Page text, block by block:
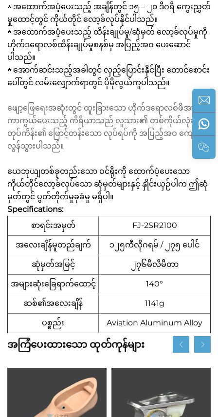
★ အထောက်အပံ့ပေးသည့် အချိန်တွင် ၁၅ – ၂၀ ဒီဂရီ ကွေးညွှတ်
မှုထောင့်တွင် ကိုယ်တိုင် လော့ခ်လုပ်နိုင်ပါသည်။
★ အထောက်အပံ့ပေးသည့် ထိန်းချုပ်မှု/ဆုံမှတ် လော့ခ်လုပ်မှုကို
ဟိုက်ဒရောလစ်ထိန်းချုပ်မှုစနစ်မှ အပြည့်အဝ ပေးဆောင်
ပါသည်။
★ အောက်ဆင်းသည့်အခါတွင် လှည့်ပြောင်းနိုင်ပြီး တောင်စောင်း
ပေါ်တွင် လမ်းလျှောက်ရာတွင် ပိုမိုလွယ်ကူပါသည်။
ဖျော့ဖြေရေးအဆုံးတွင် ထူးခြားသော ဟိုက်ဒရောလစ်ဖိအားခံ
ကာကွယ်ပေးသည့် ကိရိယာသည် လူသား၏ တစ်ကိုယ်လုံးကို
တုပ်ကိန်း၏ ဖြောင့်တန်းသော လုပ်ရပ်ကို အပြည့်အဝ ကျော်
လွန်သွားပါသည်။
ယေဘုယျတစ်ခုတည်းသော ဝင်ရိုးကို ထောက်ပံ့ပေးသော
ကိုယ်တိုင်လော့ခ်လုပ်သော ဆုံမှတ်များနှင့် နှိုင်းယှဉ်ပါက ဤဆုံ
မှတ်တွင် ပွတ်တိုက်မှုခုခံမှု မရှိပါ။
Specifications:
စာရင်းအမှတ်
FJ-2SR2100
အလေးချိန်မူတည်ချက် ၁၂၅ကီလိုဂရမ် / ၂၇၅ ပေါင်
ဆုံမှတ်အမြင့် ၂၇၆မီလီမီတာ
အများဆုံးခြေရာက်ထောင့် 140°
ဆစ်၏အလေးချိန် 1141g
ပစ္စည်း Aviation Aluminum Alloy
အကြံပေးထားသော ထုတ်ကုန်များ